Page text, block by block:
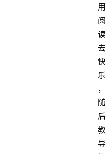
用
阅
读
去
快
乐
，
随
后
教
导